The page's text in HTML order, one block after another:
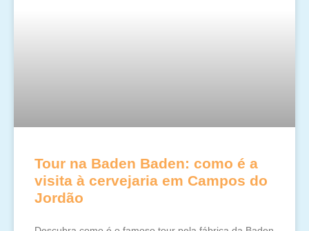
Tour na Baden Baden: como é a
visita à cervejaria em Campos do
Jordão